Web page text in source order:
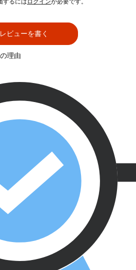
するには ログインが必要です。
レビューを書く
理由